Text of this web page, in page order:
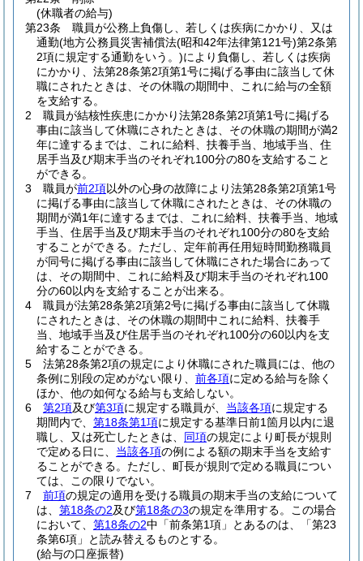
(休職者の給与)
第23条
職員が公務上負傷し、若しくは疾病にかかり、又は
通勤(地方公務員災害補償法(昭和42年法律第121号)第2条第
2項に規定する通勤をいう。)により負傷し、若しくは疾病
にかかり、法第28条第2項第1号に掲げる事由に該当して休
職にされたときは、その休職の期間中、これに給与の全額
を支給する。
2
職員が結核性疾患にかかり法第28条第2項第1号に掲げる
事由に該当して休職にされたときは、その休職の期間が満2
年に達するまでは、これに給料、扶養手当、地域手当、住
居手当及び期末手当のそれぞれ100分の80を支給すること
ができる。
3
職員が前2項以外の心身の故障により法第28条第2項第1号
に掲げる事由に該当して休職にされたときは、その休職の
期間が満1年に達するまでは、これに給料、扶養手当、地域
手当、住居手当及び期末手当のそれぞれ100分の80を支給
することができる。 ただし、定年前再任用短時間勤務職員
が同号に掲げる事由に該当して休職にされた場合にあって
は、その期間中、これに給料及び期末手当のそれぞれ100
分の60以内を支給することが出来る。
4
職員が法第28条第2項第2号に掲げる事由に該当して休職
にされたときは、その休職の期間中これに給料、扶養手
当、地域手当及び住居手当のそれぞれ100分の60以内を支
給することができる。
5
法第28条第2項の規定により休職にされた職員には、他の
条例に別段の定めがない限り、 前各項に定める給与を除く
ほか、他の如何なる給与も支給しない。
6
第2項及び第3項に規定する職員が、 当該各項に規定する
期間内で、 第18条第1項に規定する基準日前1箇月以内に退
職し、又は死亡したときは、 同項の規定により町長が規則
で定める日に、 当該各項の例による額の期末手当を支給す
ることができる。 ただし、町長が規則で定める職員につい
ては、この限りでない。
7
前項の規定の適用を受ける職員の期末手当の支給について
は、 第18条の2及び第18条の3の規定を準用する。
この場合
において、 第18条の2中「前条第1項」とあるのは、「第23
条第6項」と読み替えるものとする。
(給与の口座振替)